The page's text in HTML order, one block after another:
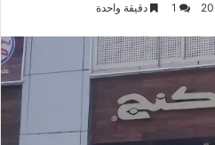
دقيقة واحدة